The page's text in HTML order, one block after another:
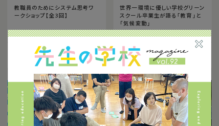
教職員のためにシステム思考ワ
ークショップ【全3回】
世界一環境に優しい学校グリーン
スクール卒業生が語る「教育」と
「気候変動」